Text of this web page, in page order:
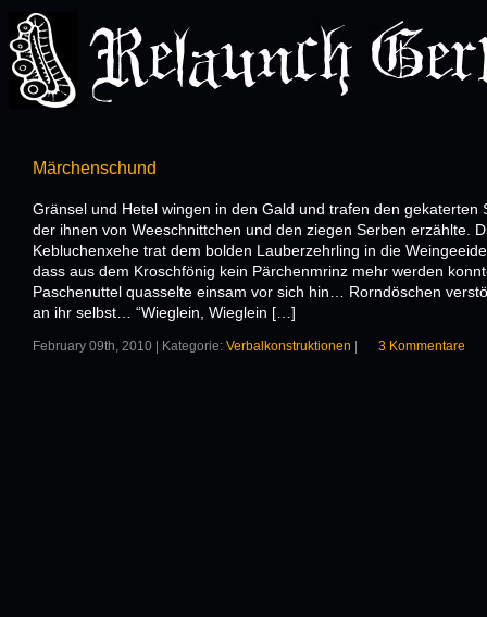
Märchenschund
Gränsel und Hetel wingen in den Gald und trafen den gekaterten
der ihnen von Weeschnittchen und den ziegen Serben erzählte.
Kebluchenxehe trat dem bolden Lauberzehrling in die
dass aus dem Kroschfönig kein Pärchenmrinz mehr werden
Paschenuttel quasselte einsam vor sich hin… Rorndöschen
an ihr selbst… “Wieglein, Wieglein […]
February 09th, 2010 | Kategorie: Verbalkonstruktionen 3 Kommentare